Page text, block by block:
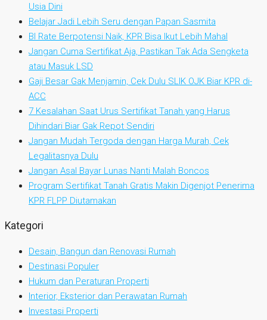
Usia Dini
Belajar Jadi Lebih Seru dengan Papan Sasmita
BI Rate Berpotensi Naik, KPR Bisa Ikut Lebih Mahal
Jangan Cuma Sertifikat Aja, Pastikan Tak Ada Sengketa
atau Masuk LSD
Gaji Besar Gak Menjamin, Cek Dulu SLIK OJK Biar KPR di-
ACC
7 Kesalahan Saat Urus Sertifikat Tanah yang Harus
Dihindari Biar Gak Repot Sendiri
Jangan Mudah Tergoda dengan Harga Murah, Cek
Legalitasnya Dulu
Jangan Asal Bayar Lunas Nanti Malah Boncos
Program Sertifikat Tanah Gratis Makin Digenjot Penerima
KPR FLPP Diutamakan
Kategori
Desain, Bangun dan Renovasi Rumah
Destinasi Populer
Hukum dan Peraturan Properti
Interior, Eksterior dan Perawatan Rumah
Investasi Properti